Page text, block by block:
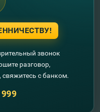
звонок
разговор,
, свяжитесь с банком.